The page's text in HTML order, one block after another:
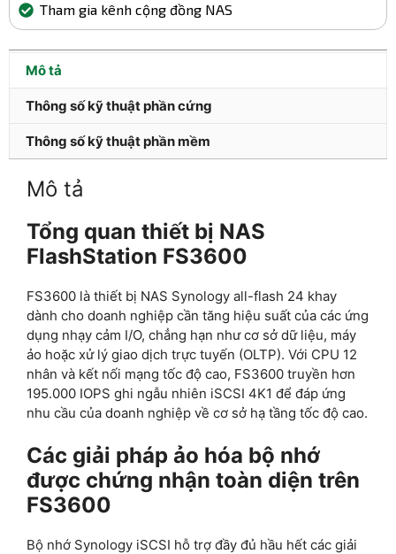
Tham gia kênh cộng đồng NAS
Mô tả
Thông số kỹ thuật phần cứng
Thông số kỹ thuật phần mềm
Mô tả
Tổng quan thiết bị NAS
FlashStation FS3600
FS3600 là thiết bị NAS Synology all-flash 24 khay
dành cho doanh nghiệp cần tăng hiệu suất của các ứng
dụng nhạy cảm I/O, chẳng hạn như cơ sở dữ liệu, máy
ảo hoặc xử lý giao dịch trực tuyến (OLTP). Với CPU 12
nhân và kết nối mạng tốc độ cao, FS3600 truyền hơn
195.000 IOPS ghi ngẫu nhiên iSCSI 4K1 để đáp ứng
nhu cầu của doanh nghiệp về cơ sở hạ tầng tốc độ cao.
Các giải pháp ảo hóa bộ nhớ
được chứng nhận toàn diện trên
FS3600
Bộ nhớ Synology iSCSI hỗ trợ đầy đủ hầu hết các giải